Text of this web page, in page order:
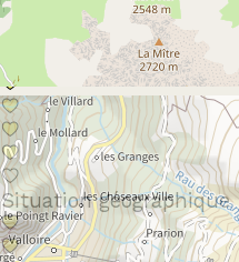
Situation géographique